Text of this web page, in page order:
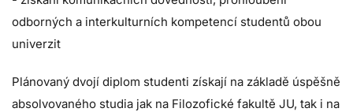
odborných a interkulturních kompetencí studentů obou
univerzit
Plánovaný dvojí diplom studenti získají na základě úspěšně
absolvovaného studia jak na Filozofické fakultě JU, tak i na